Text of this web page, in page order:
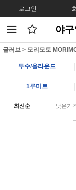
로그인
야
글러브 > 모리모토
투수/올라운드
1루미트
최신순 낮은가